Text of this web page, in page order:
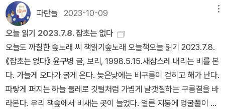
잘못된 것이지요. 수업시간에 이 글을 가르치려니 차라리 윤구병씨가
대덕과학기술원 대학원생들을 대상으로 강연을 한 내용을 읽어주고
싶었답니다. 흙내가 그립지 않나요.어차피 가난한 삶을 살 수밖에 없
는 사람이라면, 도시보다는 시골에서 사는 편이 낫다. 노점에서 먹을
것을 사거나 거리의 쓰레기통을 뒤지는 대신 시골에서는 적어도 자기
가 먹을 것은 재배할 수 있기 때문이다. (자서전 374쪽)시골생활의
가장 큰 매력은 자연과 접하면서 생계를 위한 노동을 한다는 것이었
을 하길 진심으로 바란다.귀농을 해서 또 빚쟁이가 될수는없잖은가?
서울만 떠나면 장땡은 아니지않은가? 그렇다면 꼭 이책부터 읽고난
후 무엇을 할지....정했으면 한다.2011년 올 한해는 내 사업도 정리할
겸...매달 변산으로 내려갈 생각이다.생각은 누구나 할수있다.하지만
실천은 누구나 하지못한다.그 실천을 하게 해주는, 그러나 힘겨울것
임을 예고하는 책이다. 하지만, 진정 그대 행복하고자한다면 꼼꼼히
읽어보라 말하고싶다.
로 식물도감을 접했을때 느껴졌던 '살아있는 것에 대한 소중함'을 다
시 느꼈다고 할까?
파란놀 2023-10-09
오늘 읽기 2023.7.8. 잡초는 없다
오늘도 까칠한 숲노래 씨 책읽기숲노래 오늘책오늘 읽기 2023.7.8.
《잡초는 없다》 윤구병 글, 보리, 1998.5.15.새삼스레 내리는 비를 본
다. 가늘게 오다가 굵게 온다. 늦은낮에는 비구름이 걷히고 해가 난다.
파랗게 퍼지는 하늘 둘레로 깃털처럼 가볍게 날갯질하는 구름결을 바
라본다. 우리 책숲에서 비새는 곳이 늘었다. 얼른 지붕에 덩굴풀이 퍼